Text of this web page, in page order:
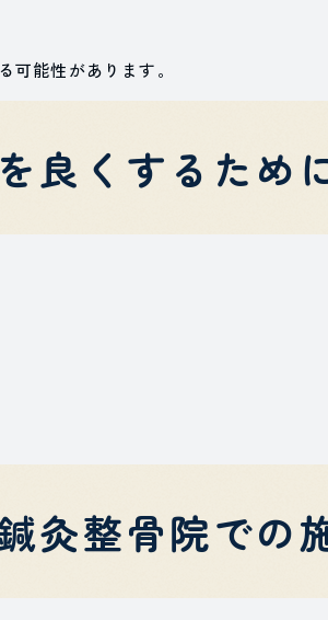
可能性があります。
良くするため
灸整骨院での